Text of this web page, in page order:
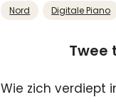
Nord Digitale Piano
Twee
Wie zich verdiept